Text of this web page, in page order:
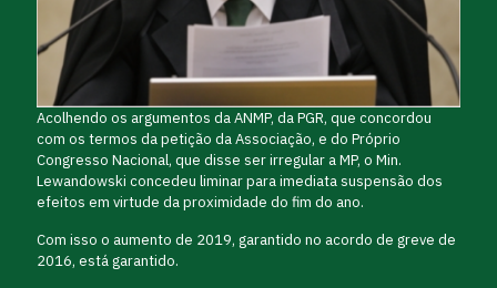
Acolhendo os argumentos da ANMP, da PGR, que concordou
com os termos da petição da Associação, e do Próprio
Congresso Nacional, que disse ser irregular a MP, o Min.
Lewandowski concedeu liminar para imediata suspensão dos
efeitos em virtude da proximidade do fim do ano.
Com isso o aumento de 2019, garantido no acordo de greve de
2016, está garantido.